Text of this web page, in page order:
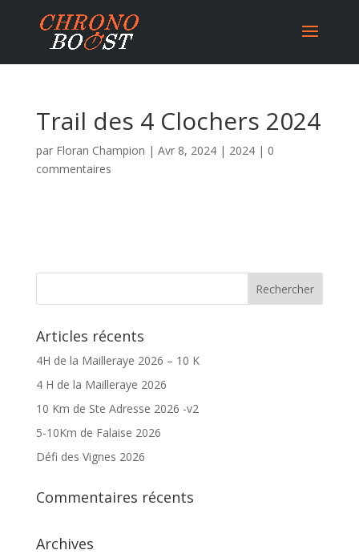
Trail des 4 Clochers 2024
par Floran Champion | Avr 8, 2024| 2024| 0
commentaires
Articles récents
4H de la Mailleraye 2026 – 10 K
4 H de la Mailleraye 2026
10 Km de Ste Adresse 2026 -v2
5-10Km de Falaise 2026
Défi des Vignes 2026
Commentaires récents
Archives